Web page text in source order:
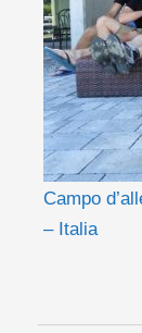
Campo
– Italia